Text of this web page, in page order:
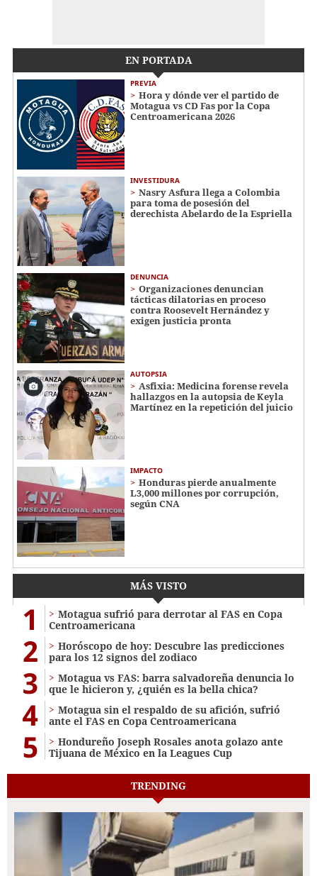
EN PORTADA
PREVIA
Hora y dónde ver el partido de
Motagua vs CD Fas por la Copa
Centroamericana 2026
INVESTIDURA
Nasry Asfura llega a Colombia
para toma de posesión del
derechista Abelardo de la Espriella
DENUNCIA
Organizaciones denuncian
tácticas dilatorias en proceso
contra Roosevelt Hernández y
exigen justicia pronta
AUTOPSIA
Asfixia: Medicina forense revela
hallazgos en la autopsia de Keyla
Martínez en la repetición del juicio
IMPACTO
Honduras pierde anualmente
L3,000 millones por corrupción,
según CNA
MÁS VISTO
1
Motagua sufrió para derrotar al FAS en Copa
Centroamericana
2
Horóscopo de hoy: Descubre las predicciones
para los 12 signos del zodiaco
3
Motagua vs FAS: barra salvadoreña denuncia lo
que le hicieron y, ¿quién es la bella chica?
4
Motagua sin el respaldo de su afición, sufrió
ante el FAS en Copa Centroamericana
5
Hondureño Joseph Rosales anota golazo ante
Tijuana de México en la Leagues Cup
TRENDING